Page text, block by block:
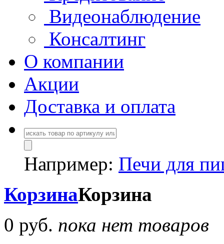
Видеонаблюдение
Консалтинг
О компании
Акции
Доставка и оплата
Например: Печи для
КорзинаКорзина
0 руб. пока нет товаров